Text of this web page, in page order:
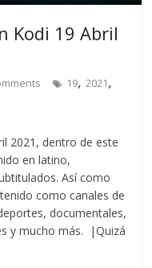
Kodi 19 Abril
19,2021,
2021, dentro de este
en latino,
Así como
como canales de
documentales,
y mucho más. |Quizá